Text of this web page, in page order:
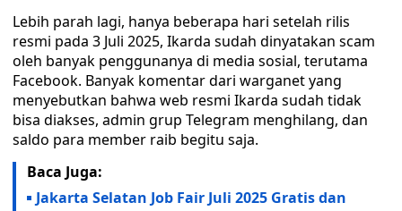
Lebih parah lagi, hanya beberapa hari setelah rilis
resmi pada 3 Juli 2025, Ikarda sudah dinyatakan scam
oleh banyak penggunanya di media sosial, terutama
Facebook. Banyak komentar dari warganet yang
menyebutkan bahwa web resmi Ikarda sudah tidak
bisa diakses, admin grup Telegram menghilang, dan
saldo para member raib begitu saja.
Baca Juga:
Jakarta Selatan Job Fair Juli 2025 Gratis dan